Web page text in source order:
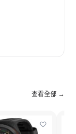
查看全部 →